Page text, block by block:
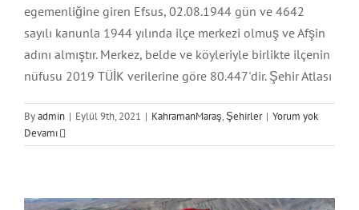
egemenliğine giren Efsus, 02.08.1944 gün ve 4642
sayılı kanunla 1944 yılında ilçe merkezi olmuş ve Afşin
adını almıştır. Merkez, belde ve köyleriyle birlikte ilçenin
nüfusu 2019 TÜİK verilerine göre 80.447'dir. Şehir Atlası
Byadmin | Eylül 9th, 2021 | KahramanMaraş,Şehirler | Yorum yok
Devamı
Darende Şehir Atlası